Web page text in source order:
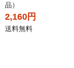
品）
2,160円
送料無料